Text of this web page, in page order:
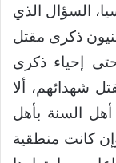
السؤال الذي
ذكرى مقتل
إحياء ذكرى
شهدائهم، ألا
السنة بأهل
كانت منطقية